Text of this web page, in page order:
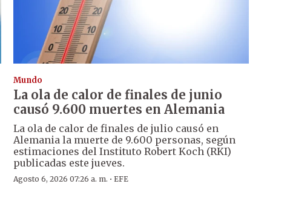
Mundo
La ola de calor de finales de junio
causó 9.600 muertes en Alemania
La ola de calor de finales de julio causó en
Alemania la muerte de 9.600 personas, según
estimaciones del Instituto Robert Koch (RKI)
publicadas este jueves.
Agosto 6, 2026 07:26 a. m. · EFE